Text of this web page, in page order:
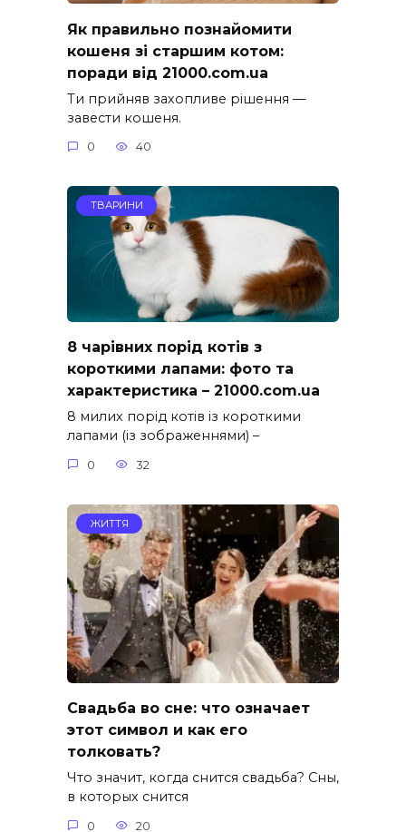
Як правильно познайомити
кошеня зі старшим котом:
поради від 21000.com.ua
Ти прийняв захопливе рішення —
завести кошеня.
0 40
ТВАРИНИ
8 чарівних порід котів з
короткими лапами: фото та
характеристика – 21000.com.ua
8 милих порід котів із короткими
лапами (із зображеннями) –
0 32
ЖИТТЯ
Свадьба во сне: что означает
этот символ и как его
толковать?
Что значит, когда снится свадьба? Сны,
в которых снится
0 20